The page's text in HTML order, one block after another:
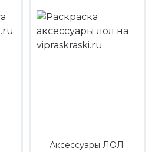
Аксессуары ЛОЛ